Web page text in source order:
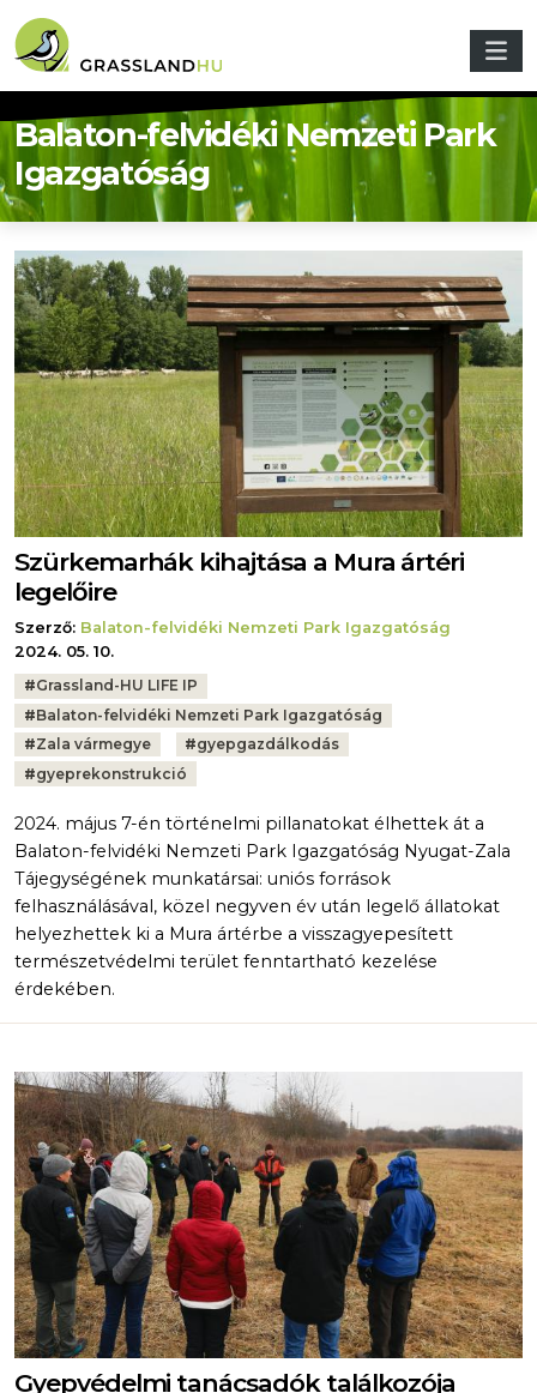
Balaton-felvidéki Nemzeti Park
Igazgatóság
Szürkemarhák kihajtása a Mura ártéri
legelőire
Szerző: Balaton-felvidéki Nemzeti Park Igazgatóság
2024. 05. 10.
Tags:
#Grassland-HU LIFE IP
#Balaton-felvidéki Nemzeti Park Igazgatóság
#Zala vármegye #gyepgazdálkodás
#gyeprekonstrukció
2024. május 7-én történelmi pillanatokat élhettek át a
Balaton-felvidéki Nemzeti Park Igazgatóság Nyugat-Zala
Tájegységének munkatársai: uniós források
felhasználásával, közel negyven év után legelő állatokat
helyezhettek ki a Mura ártérbe a visszagyepesített
természetvédelmi terület fenntartható kezelése
érdekében.
Gyepvédelmi tanácsadók találkozója